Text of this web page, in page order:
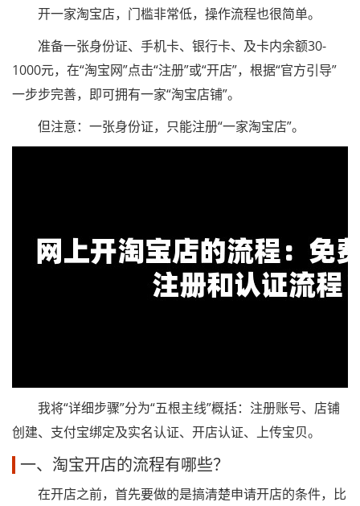
开一家淘宝店，门槛非常低，操作流程也很简单。
准备一张身份证、手机卡、银行卡、及卡内余额30-
1000元，在“淘宝网”点击“注册”或“开店”，根据“官方引导”
一步步完善，即可拥有一家“淘宝店铺”。
但注意：一张身份证，只能注册“一家淘宝店”。
我将“详细步骤”分为“五根主线”概括：注册账号、店铺
创建、支付宝绑定及实名认证、开店认证、上传宝贝。
一、淘宝开店的流程有哪些？
在开店之前，首先要做的是搞清楚申请开店的条件，比